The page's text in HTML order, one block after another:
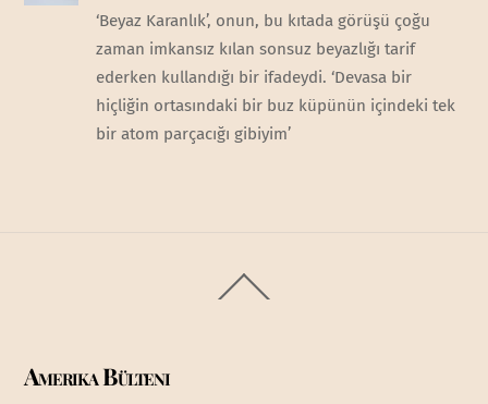
‘Beyaz Karanlık’, onun, bu kıtada görüşü çoğu
zaman imkansız kılan sonsuz beyazlığı tarif
ederken kullandığı bir ifadeydi. ‘Devasa bir
hiçliğin ortasındaki bir buz küpünün içindeki tek
bir atom parçacığı gibiyim’
To
Amerika Bülteni